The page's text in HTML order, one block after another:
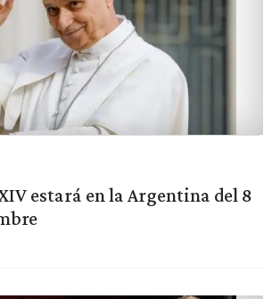
estará en la Argentina del 8